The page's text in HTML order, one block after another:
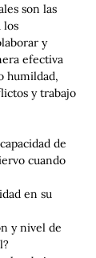
son las
los
y
efectiva
humildad,
y trabajo
de
cuando
en su
y nivel de